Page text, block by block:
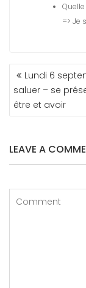
=> Je
NAVIGATION
DE
L’ARTICLE
Lundi 6
saluer – se
être et avoir
LEAVE A